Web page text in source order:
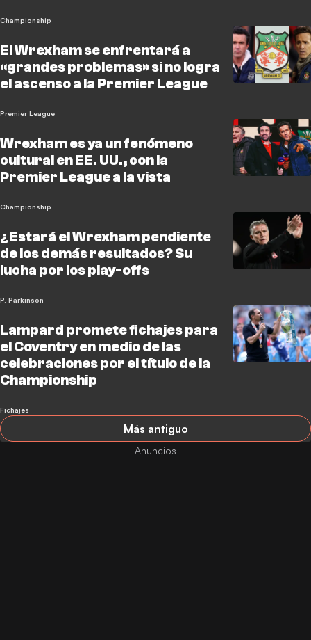
Championship
El Wrexham se enfrentará a
«grandes problemas» si no logra
el ascenso a la Premier League
Premier League
Wrexham es ya un fenómeno
cultural en EE. UU., con la
Premier League a la vista
Championship
¿Estará el Wrexham pendiente
de los demás resultados? Su
lucha por los play-offs
P. Parkinson
Lampard promete fichajes para
el Coventry en medio de las
celebraciones por el título de la
Championship
Fichajes
Más antiguo